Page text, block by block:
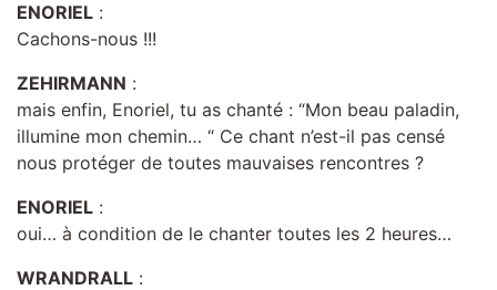
ENORIEL :
Cachons-nous !!!
ZEHIRMANN :
mais enfin, Enoriel, tu as chanté : “Mon beau paladin,
illumine mon chemin… “ Ce chant n’est-il pas censé
nous protéger de toutes mauvaises rencontres ?
ENORIEL :
oui… à condition de le chanter toutes les 2 heures…
WRANDRALL :